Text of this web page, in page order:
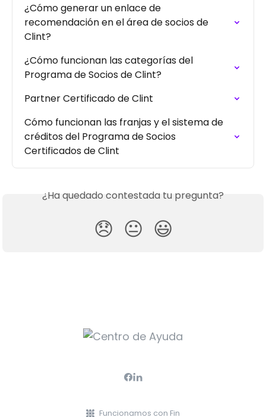
¿Cómo generar un enlace de
recomendación en el área de socios de
Clint?
¿Cómo funcionan las categorías del
Programa de Socios de Clint?
Partner Certificado de Clint
Cómo funcionan las franjas y el sistema de
créditos del Programa de Socios
Certificados de Clint
¿Ha quedado contestada tu pregunta?
😞 😐 😃
Funcionamos con Fin